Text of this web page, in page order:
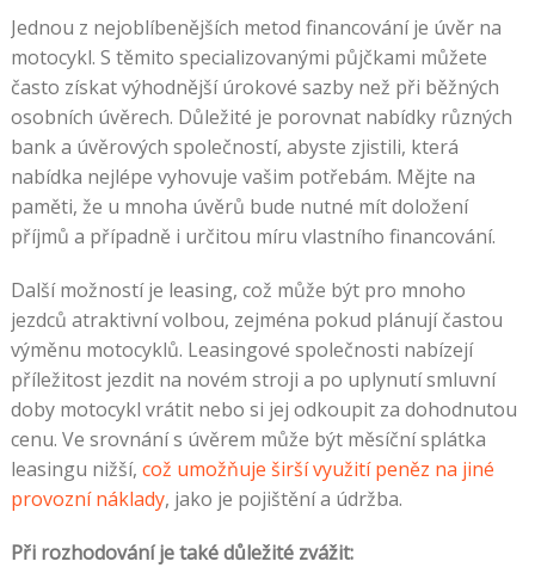
Jednou z nejoblíbenějších metod financování je úvěr na
motocykl. S těmito specializovanými půjčkami můžete
často získat výhodnější úrokové sazby než při běžných
osobních úvěrech. Důležité je porovnat nabídky různých
bank a úvěrových společností, abyste zjistili, která
nabídka nejlépe vyhovuje vašim potřebám. Mějte na
paměti, že u mnoha úvěrů bude nutné mít doložení
příjmů a případně i určitou míru vlastního financování.
Další možností je leasing, což může být pro mnoho
jezdců atraktivní volbou, zejména pokud plánují častou
výměnu motocyklů. Leasingové společnosti nabízejí
příležitost jezdit na novém stroji a po uplynutí smluvní
doby motocykl vrátit nebo si jej odkoupit za dohodnutou
cenu. Ve srovnání s úvěrem může být měsíční splátka
leasingu nižší, což umožňuje širší využití peněz na jiné
provozní náklady, jako je pojištění a údržba.
Při rozhodování je také důležité zvážit: